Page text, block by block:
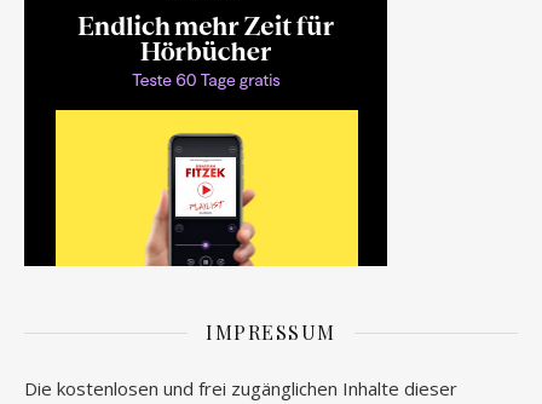
IMPRESSUM
Die kostenlosen und frei zugänglichen Inhalte dieser